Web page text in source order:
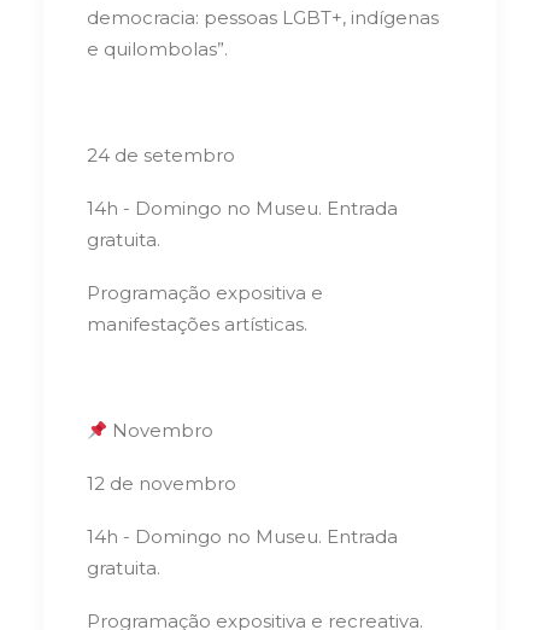
democracia: pessoas LGBT+, indígenas
e quilombolas”.
24 de setembro
14h - Domingo no Museu. Entrada
gratuita.
Programação expositiva e
manifestações artísticas.
Novembro
12 de novembro
14h - Domingo no Museu. Entrada
gratuita.
Programação expositiva e recreativa.